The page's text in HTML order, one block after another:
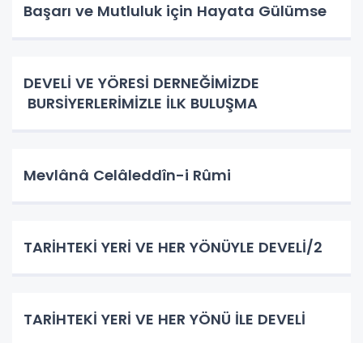
Başarı ve Mutluluk için Hayata Gülümse
DEVELİ VE YÖRESİ DERNEĞİMİZDE
BURSİYERLERİMİZLE İLK BULUŞMA
Mevlânâ Celâleddîn-i Rûmi
TARİHTEKİ YERİ VE HER YÖNÜYLE DEVELİ/2
TARİHTEKİ YERİ VE HER YÖNÜ İLE DEVELİ